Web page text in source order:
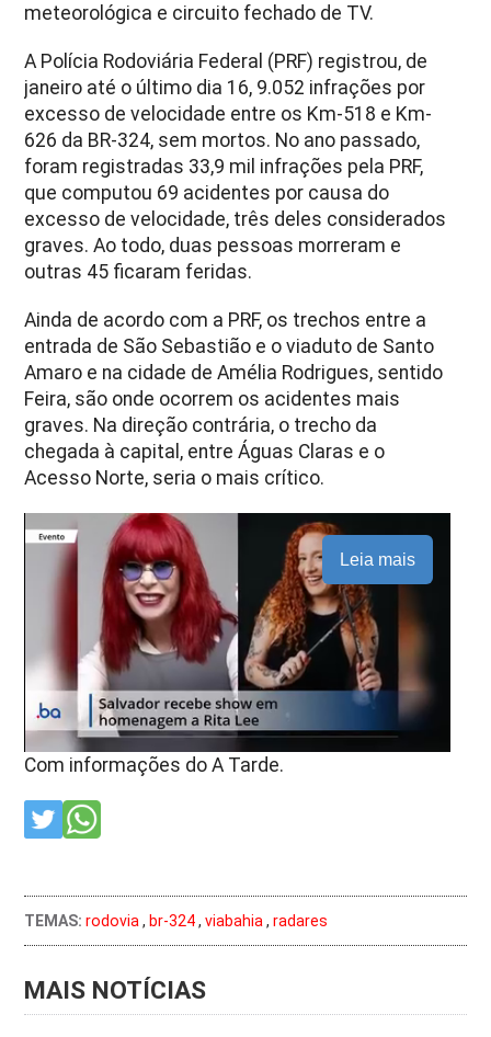
meteorológica e circuito fechado de TV.
A Polícia Rodoviária Federal (PRF) registrou, de
janeiro até o último dia 16, 9.052 infrações por
excesso de velocidade entre os Km-518 e Km-
626 da BR-324, sem mortos. No ano passado,
foram registradas 33,9 mil infrações pela PRF,
que computou 69 acidentes por causa do
excesso de velocidade, três deles considerados
graves. Ao todo, duas pessoas morreram e
outras 45 ficaram feridas.
Ainda de acordo com a PRF, os trechos entre a
entrada de São Sebastião e o viaduto de Santo
Amaro e na cidade de Amélia Rodrigues, sentido
Feira, são onde ocorrem os acidentes mais
graves. Na direção contrária, o trecho da
chegada à capital, entre Águas Claras e o
Acesso Norte, seria o mais crítico.
Leia mais
Com informações do A Tarde.
TEMAS: rodovia , br-324,viabahia ,radares
MAIS NOTÍCIAS